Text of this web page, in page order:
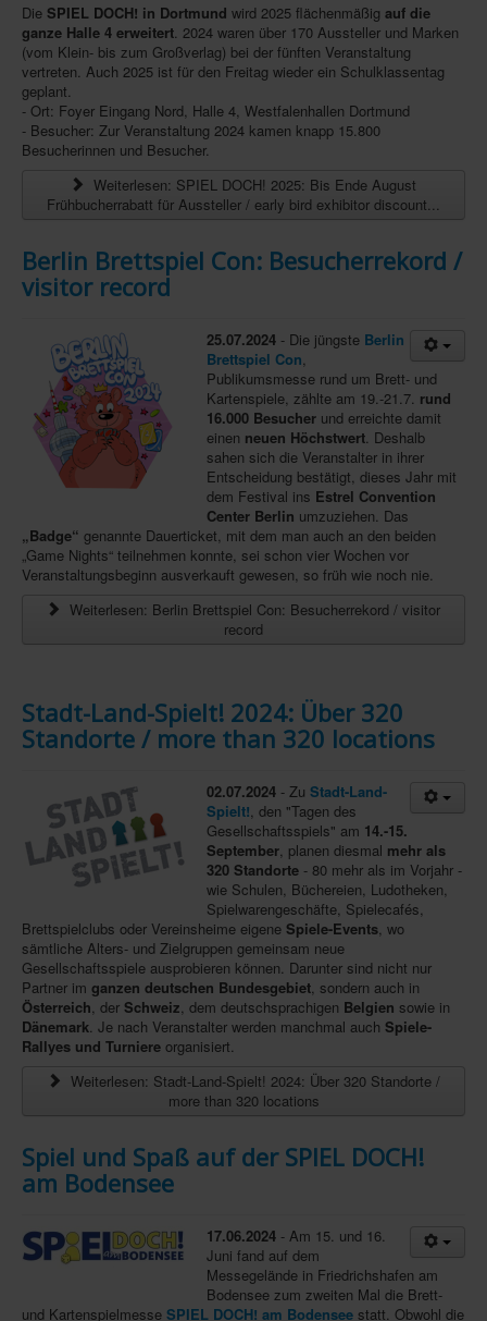
Spieledatenbank
Premium login
Neuheiten-New Games
Köpfe-Heads
Preise-Awards
Interviews
Crowdfunding
Veranstaltungen-Events
In eigener Sache-On our own behalf
Archivierte Meldungen-News archive
Die SPIEL DOCH! in Dortmund wird 2025 flächenmäßig auf die
ganze Halle 4 erweitert. 2024 waren über 170 Aussteller und Marken
(vom Klein- bis zum Großverlag) bei der fünften Veranstaltung
vertreten. Auch 2025 ist für den Freitag wieder ein Schulklassentag
geplant.
- Ort: Foyer Eingang Nord, Halle 4, Westfalenhallen Dortmund
- Besucher: Zur Veranstaltung 2024 kamen knapp 15.800
Besucherinnen und Besucher.
Weiterlesen: SPIEL DOCH! 2025: Bis Ende August
Frühbucherrabatt für Aussteller / early bird exhibitor discount...
Berlin Brettspiel Con: Besucherrekord /
visitor record
25.07.2024 - Die jüngste Berlin
Brettspiel Con,
Publikumsmesse rund um Brett- und
Kartenspiele, zählte am 19.-21.7. rund
16.000 Besucher und erreichte damit
einen neuen Höchstwert. Deshalb
sahen sich die Veranstalter in ihrer
Entscheidung bestätigt, dieses Jahr mit
dem Festival ins Estrel Convention
Center Berlin umzuziehen. Das
„Badge“ genannte Dauerticket, mit dem man auch an den beiden
„Game Nights“ teilnehmen konnte, sei schon vier Wochen vor
Veranstaltungsbeginn ausverkauft gewesen, so früh wie noch nie.
Weiterlesen: Berlin Brettspiel Con: Besucherrekord / visitor
record
Stadt-Land-Spielt! 2024: Über 320
Standorte / more than 320 locations
02.07.2024 - Zu Stadt-Land-
Spielt!, den "Tagen des
Gesellschaftsspiels" am 14.-15.
September, planen diesmal mehr als
320 Standorte - 80 mehr als im Vorjahr -
wie Schulen, Büchereien, Ludotheken,
Spielwarengeschäfte, Spielecafés,
Brettspielclubs oder Vereinsheime eigene Spiele-Events, wo
sämtliche Alters- und Zielgruppen gemeinsam neue
Gesellschaftsspiele ausprobieren können. Darunter sind nicht nur
Partner im ganzen deutschen Bundesgebiet, sondern auch in
Österreich, der Schweiz, dem deutschsprachigen Belgien sowie in
Dänemark. Je nach Veranstalter werden manchmal auch Spiele-
Rallyes und Turniere organisiert.
Weiterlesen: Stadt-Land-Spielt! 2024: Über 320 Standorte /
more than 320 locations
Spiel und Spaß auf der SPIEL DOCH!
am Bodensee
17.06.2024 - Am 15. und 16.
Juni fand auf dem
Messegelände in Friedrichshafen am
Bodensee zum zweiten Mal die Brett-
und Kartenspielmesse SPIEL DOCH! am Bodensee statt. Obwohl die